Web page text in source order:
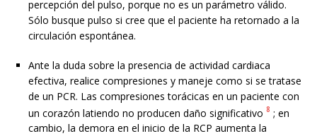
percepción del pulso, porque no es un parámetro válido.
Sólo busque pulso si cree que el paciente ha retornado a la
circulación espontánea.
Ante la duda sobre la presencia de actividad cardiaca
efectiva, realice compresiones y maneje como si se tratase
de un PCR. Las compresiones torácicas en un paciente con
un corazón latiendo no producen daño significativo 8 ; en
cambio, la demora en el inicio de la RCP aumenta la